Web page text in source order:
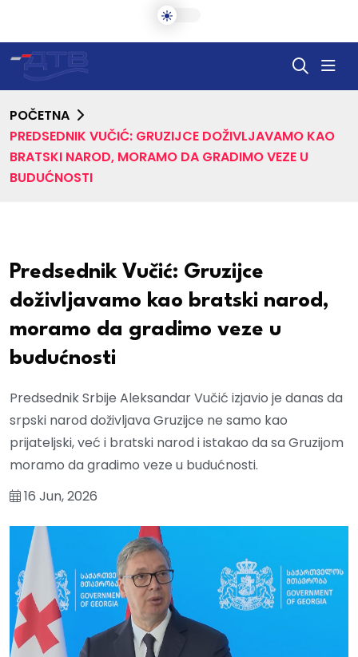
POČETNA
PREDSEDNIK VUČIĆ: GRUZIJCE DOŽIVLJAVAMO KAO
BRATSKI NAROD, MORAMO DA GRADIMO VEZE U
BUDUĆNOSTI
Predsednik Vučić: Gruzijce
doživljavamo kao bratski narod,
moramo da gradimo veze u
budućnosti
Predsednik Srbije Aleksandar Vučić izjavio je danas da
srpski narod doživljava Gruzijce ne samo kao
prijateljski, već i bratski narod i istakao da sa Gruzijom
moramo da gradimo veze u budućnosti.
16 Jun, 2026